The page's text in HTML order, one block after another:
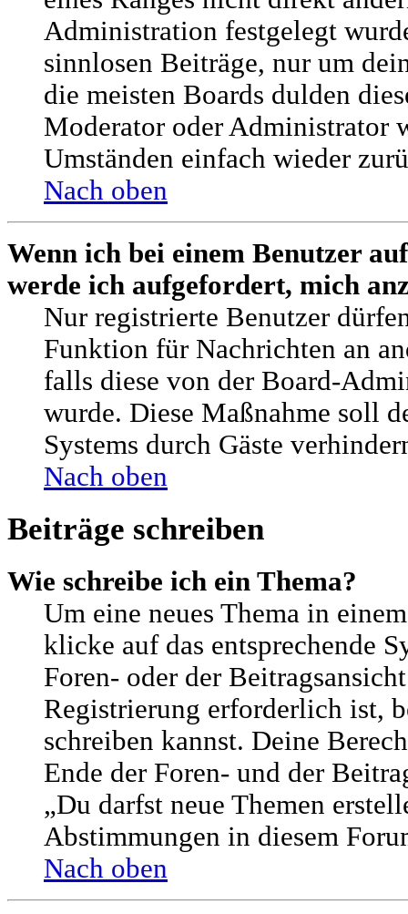
Administration festgelegt
sinnlosen Beiträge, nur um
die meisten Boards dulden
Moderator oder Administrator
Umständen einfach wieder
Nach oben
Wenn ich bei einem Benutzer
werde ich aufgefordert, mich
Nur registrierte Benutzer
Funktion für Nachrichten an
falls diese von der Board-
wurde. Diese Maßnahme soll
Systems durch Gäste
Nach oben
Beiträge schreiben
Wie schreibe ich ein Thema?
Um eine neues Thema in
klicke auf das entsprechende
Foren- oder der
Registrierung erforderlich ist,
schreiben kannst. Deine
Ende der Foren- und der
„Du darfst neue Themen
Abstimmungen in diesem
Nach oben